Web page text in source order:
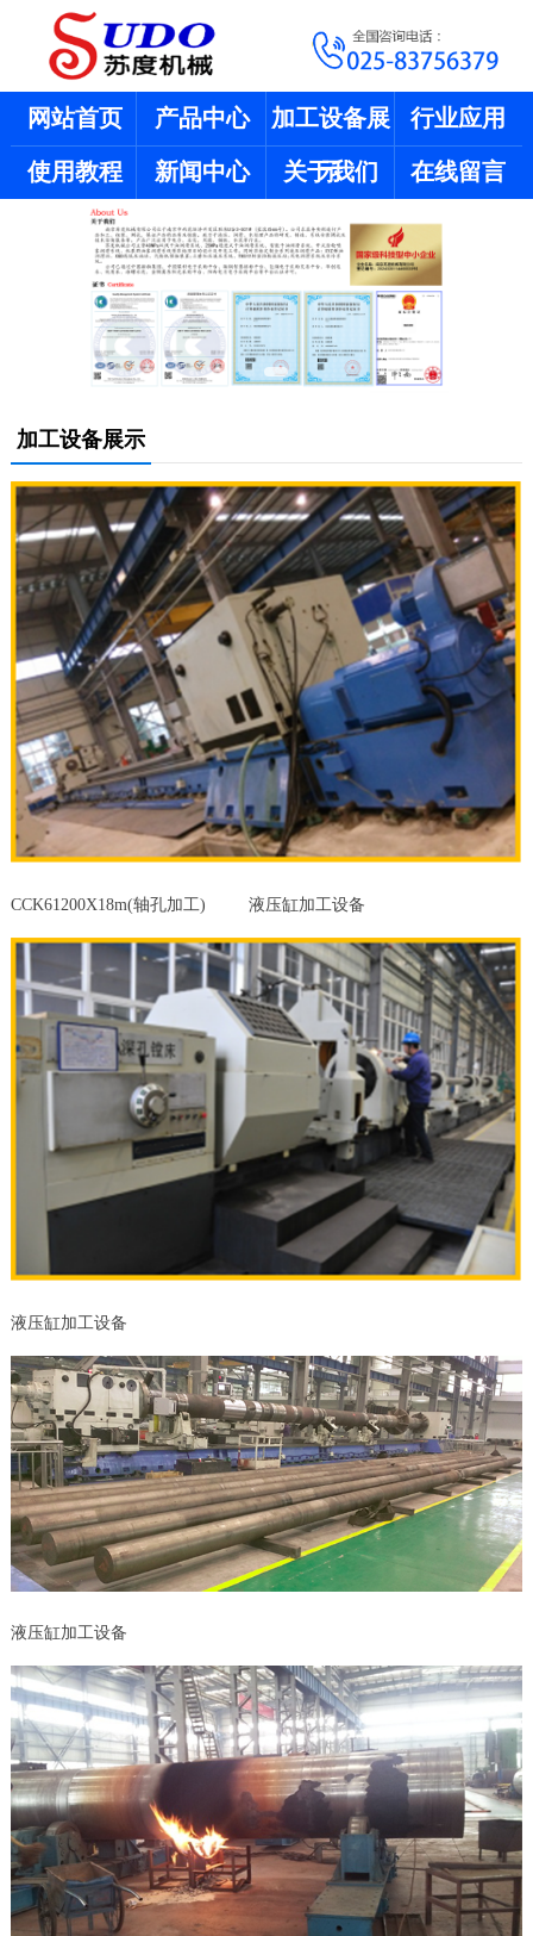
网站首页 产品中心 加工设备展
示
行业应用
使用教程 新闻中心 关于我们 在线留言
加工设备展示
CCK61200X18m(轴孔加工) 液压缸加工设备
液压缸加工设备
液压缸加工设备